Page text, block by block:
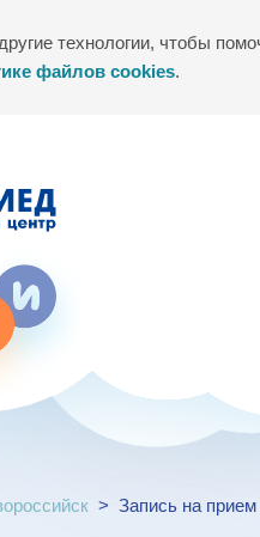
технологии, чтобы
файлов cookies.
> Запись на прием